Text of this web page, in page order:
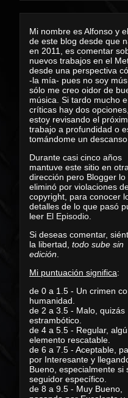
Mi nombre es Alfonso y
de este blog desde que
en 2011, es comentar
nuevos trabajos en el
desde una perspectiva
-la mía- pues no soy
sólo me creo oidor de
música. Si tardo mucho
críticas hay dos
estoy revisando el
trabajo a profundidad o
tomándome un
Durante casi cinco años
mantuve este sitio en
dirección pero Blogger lo
eliminó por violaciones
copyright, para conocer
detalles de lo que pasó
leer El Episodio
Si deseas comentar,
la libertad, todo sube sin
edición
Mi puntuación significa:
de 0 a 1.5 - Un crimen
humanidad.
de 2 a 3.5 - Malo, quizás
estrambótico.
de 4 a 5.5 - Regular,
elemento rescatable.
de 6 a 7.5 - Aceptable,
por Interesante y
Bueno, especialmente si
seguidor específico.
de 8 a 9.5 - Muy Bueno,